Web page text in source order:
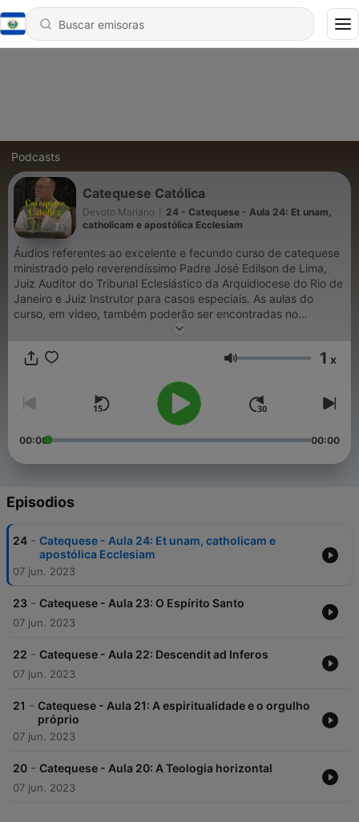
Podcasts
Catequese Católica
Devoto Mariano
24 - Catequese - Aula 24: Et unam,
catholicam e apostólica Ecclesiam
Áudios referentes ao excelente e fecundo curso de catequese
ministrado pelo reverendíssimo Padre José Edilson de Lima,
Juiz Auditor do Tribunal Eclesiástico da Arquidiocese do Rio de
Janeiro e Juiz Instrutor para casos especiais. As aulas do
curso, em vídeo, também poderão ser encontradas no
Youtube, canal Pe. José Edilson de Lima. Siga o Padre em suas
+55 21 99475-3981 Transferência Bancária: Banco Itaú
Coração de Jesus” São João Maria Vianney Ad majorem Dei
gloriam
Volumen 1 x
00:00 00:00
Episodios
24 - Catequese - Aula 24: Et unam, catholicam e
apostólica Ecclesiam
07 jun. 2023
23 - Catequese - Aula 23: O Espírito Santo
07 jun. 2023
22 - Catequese - Aula 22: Descendit ad Inferos
07 jun. 2023
21 - Catequese - Aula 21: A espiritualidade e o orgulho
próprio
07 jun. 2023
20 - Catequese - Aula 20: A Teologia horizontal
07 jun. 2023